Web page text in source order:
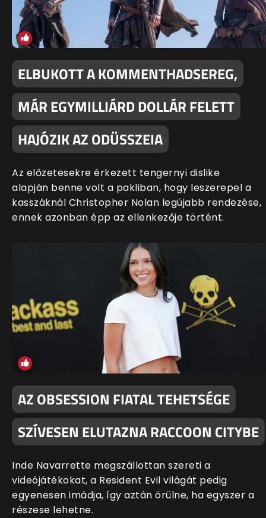
ELBUKOTT A KOMMENTHADSEREG,
MÁR EGYMILLIÁRD DOLLÁR FELETT
HAJÓZIK AZ ODÜSSZEIA
Az előzetesekre érkezett tengernyi dislike
alapján benne volt a pakliban, hogy leszerepel a
kasszáknál Christopher Nolan legújabb rendezése,
ennek azonban épp az ellenkezője történt.
AZ OBSESSION FIATAL TEHETSÉGE
SZÍVESEN ELUTAZNA RACCOON CITYBE
Inde Navarrette megszállottan szereti a
videójátékokat, a Resident Evil világát pedig
egyenesen imádja, így aztán örülne, ha egyszer a
részese lehetne.